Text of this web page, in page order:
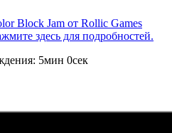
Block Jam от Rollic Games
здесь для подробностей.
: 5мин 0сек